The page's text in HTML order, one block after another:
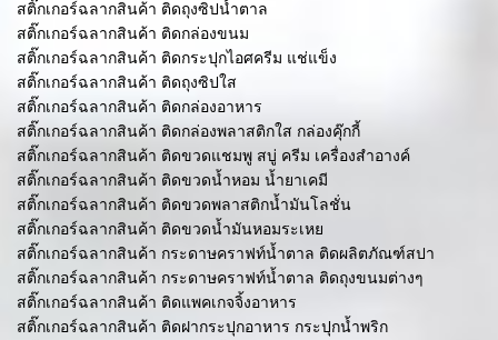
สติ๊กเกอร์ฉลากสินค้า ติดถุงซิปน้ำตาล
สติ๊กเกอร์ฉลากสินค้า ติดกล่องขนม
สติ๊กเกอร์ฉลากสินค้า ติดกระปุกไอศครีม แช่แข็ง
สติ๊กเกอร์ฉลากสินค้า ติดถุงซิปใส
สติ๊กเกอร์ฉลากสินค้า ติดกล่องอาหาร
สติ๊กเกอร์ฉลากสินค้า ติดกล่องพลาสติกใส กล่องคุ๊กกี้
สติ๊กเกอร์ฉลากสินค้า ติดขวดแชมพู สบู่ ครีม เครื่องสำอางค์
สติ๊กเกอร์ฉลากสินค้า ติดขวดน้ำหอม น้ำยาเคมี
สติ๊กเกอร์ฉลากสินค้า ติดขวดพลาสติกน้ำมันโลชั่น
สติ๊กเกอร์ฉลากสินค้า ติดขวดน้ำมันหอมระเหย
สติ๊กเกอร์ฉลากสินค้า กระดาษคราฟท์น้ำตาล ติดผลิตภัณฑ์สปา
สติ๊กเกอร์ฉลากสินค้า กระดาษคราฟท์น้ำตาล ติดถุงขนมต่างๆ
สติ๊กเกอร์ฉลากสินค้า ติดแพคเกจจิ้งอาหาร
สติ๊กเกอร์ฉลากสินค้า ติดฝากระปุกอาหาร กระปุกน้ำพริก